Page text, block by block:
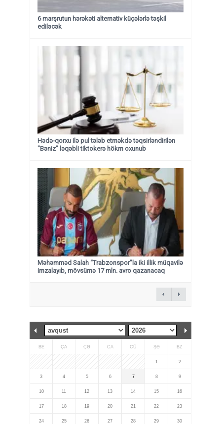
6 marşrutun hərəkəti alternativ küçələrlə təşkil
ediləcək
Hədə-qorxu ilə pul tələb etməkdə təqsirləndirilən
"Bəniz" ləqəbli tiktokerə hökm oxunub
Məhəmməd Salah “Trabzonspor”la iki illik müqavilə
imzalayıb, mövsümə 17 mln. avro qazanacaq
BE ÇA ÇƏ CA CÜ ŞƏ BZ
1 2
3 4 5 6 7 8 9
10 11 12 13 14 15 16
17 18 19 20 21 22 23
24 25 26 27 28 29 30